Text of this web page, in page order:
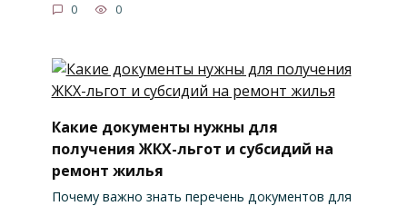
0 0
Какие документы нужны для
получения ЖКХ-льгот и субсидий на
ремонт жилья
Почему важно знать перечень документов для